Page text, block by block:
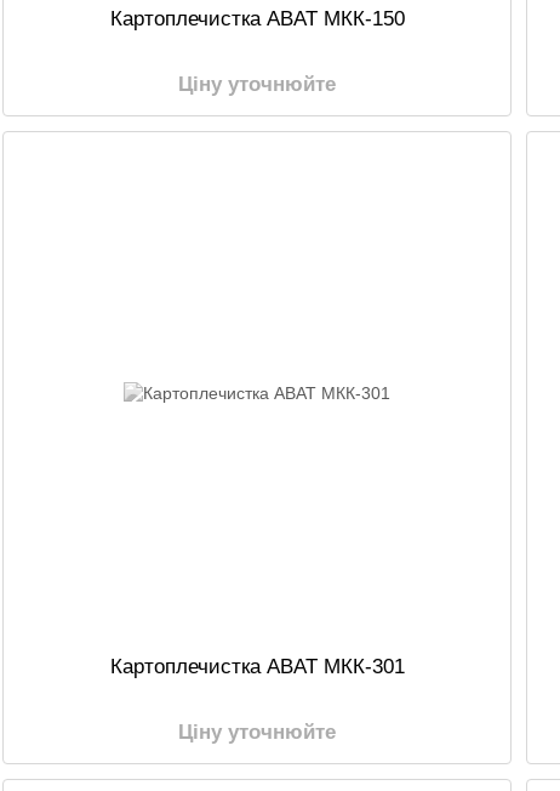
Картоплечистка ABAT МКК-150
Ціну уточнюйте
Картоплечистка ABAT МКК-301
Ціну уточнюйте